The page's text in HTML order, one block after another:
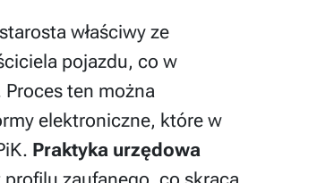
właściwy ze
pojazdu, co w
Proces ten można
elektroniczne, które w
Praktyka urzędowa